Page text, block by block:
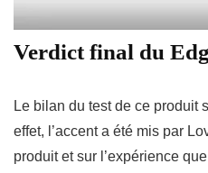
Verdict final du
Le bilan du test de ce produit
effet, l’accent a été mis par
produit et sur l’expérience